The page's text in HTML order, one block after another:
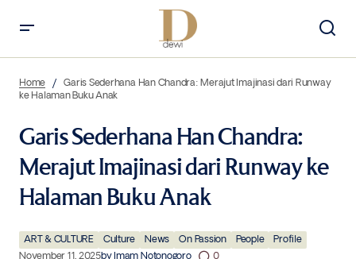
Halaman Buku Anak
Home
Garis Sederhana Han Chandra: Merajut Imajinasi dari Runway
ke Halaman Buku Anak
Garis Sederhana Han Chandra:
Merajut Imajinasi dari Runway ke
Halaman Buku Anak
ART & CULTURE Culture News On Passion People
Profile
November 11, 2025byImam Notonogoro 0